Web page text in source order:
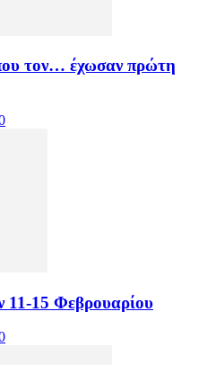
τον… έχωσαν πρώτη
15 Φεβρουαρίου